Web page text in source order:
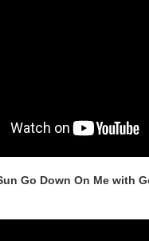
Go Down On Me with